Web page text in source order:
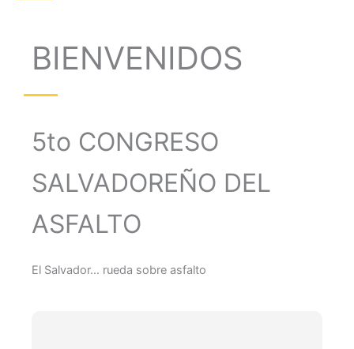
BIENVENIDOS
5to CONGRESO
SALVADOREÑO DEL
ASFALTO
El Salvador… rueda sobre asfalto